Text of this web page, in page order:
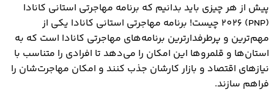
پیش از هر چیزی باید بدانیم که برنامه مهاجرتی استانی کانادا
(PNP) 2026 چیست! برنامه مهاجرتي استاني کانادا یکی از
مهم‌ترین و پرطرفدارترین برنامه‌هاي مهاجرتی کانادا است که به
استان‌ها و قلمروها این امکان را می‌دهد تا افرادی را متناسب با
نیازهای اقتصاد و بازار کارشان جذب کنند و امکان مهاجرت‌شان را
فراهم سازند.